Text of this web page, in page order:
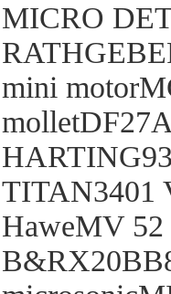
MICRO
mini
TITAN3401
HaweMV 52